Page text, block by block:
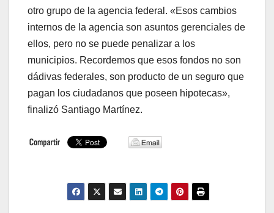
otro grupo de la agencia federal. «Esos cambios
internos de la agencia son asuntos gerenciales de
ellos, pero no se puede penalizar a los
municipios. Recordemos que esos fondos no son
dádivas federales, son producto de un seguro que
pagan los ciudadanos que poseen hipotecas»,
finalizó Santiago Martínez.